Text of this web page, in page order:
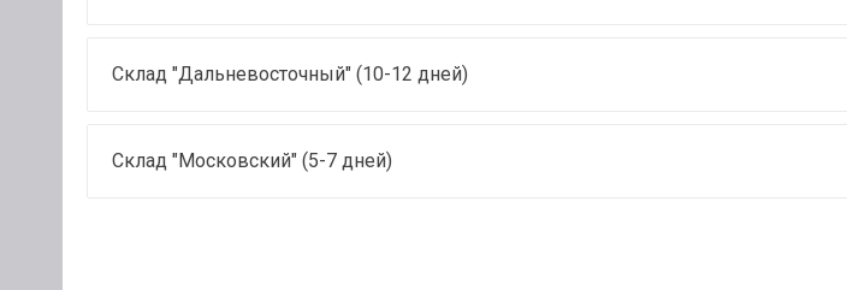
Склад "Дальневосточный" (10-12 дней)
Склад "Московский" (5-7 дней)